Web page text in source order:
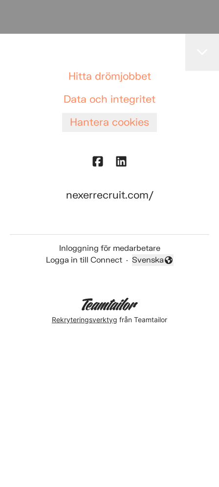
Hitta drömjobbet
Data och integritet
Hantera cookies
nexerrecruit.com/
Inloggning för medarbetare
Logga in till Connect ·
Byt språk
Svenska
Rekryteringsverktyg från Teamtailor